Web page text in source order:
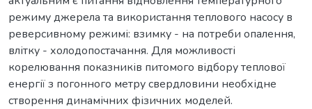
режиму джерела та використання теплового насосу в
реверсивному режимі: взимку - на потреби опалення,
влітку - холодопостачання. Для можливості
корелювання показників питомого відбору теплової
енергії з погонного метру свердловини необхідне
створення динамічних фізичних моделей.